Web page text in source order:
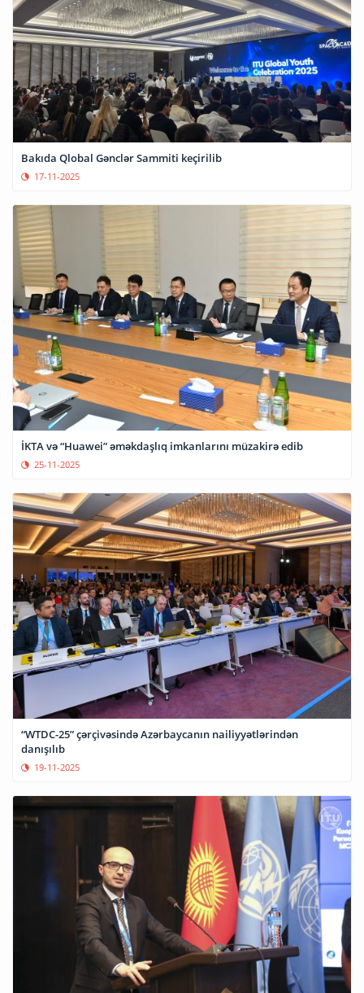
Bakıda Qlobal Gənclər Sammiti keçirilib
17-11-2025
İKTA və “Huawei” əməkdaşlıq imkanlarını müzakirə edib
25-11-2025
“WTDC-25” çərçivəsində Azərbaycanın nailiyyətlərindən
danışılıb
19-11-2025